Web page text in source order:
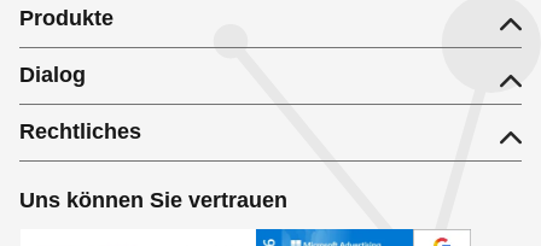
Produkte
Dialog
Rechtliches
Uns können Sie vertrauen